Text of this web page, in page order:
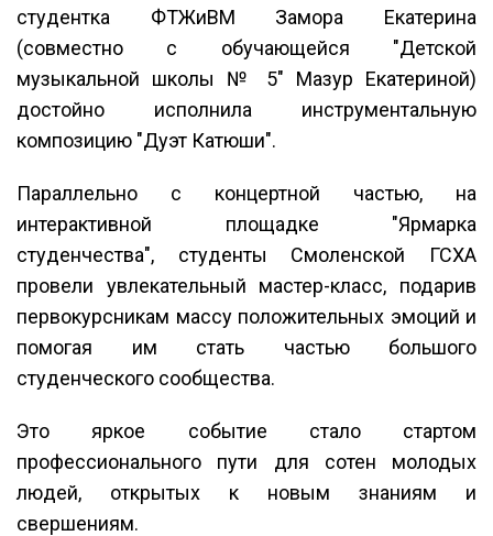
студентка ФТЖиВМ Замора Екатерина
(совместно с обучающейся "Детской
музыкальной школы № 5" Мазур Екатериной)
достойно исполнила инструментальную
композицию "Дуэт Катюши".
Параллельно с концертной частью, на
интерактивной площадке "Ярмарка
студенчества", студенты Смоленской ГСХА
провели увлекательный мастер-класс, подарив
первокурсникам массу положительных эмоций и
помогая им стать частью большого
студенческого сообщества.
Это яркое событие стало стартом
профессионального пути для сотен молодых
людей, открытых к новым знаниям и
свершениям.